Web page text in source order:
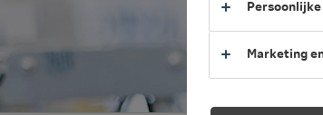
Marketing